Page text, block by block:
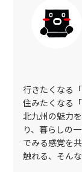
行きたくなる「
住みたくなる「
北九州の魅力
り、暮らしの
でみる感覚を
触れる、そん